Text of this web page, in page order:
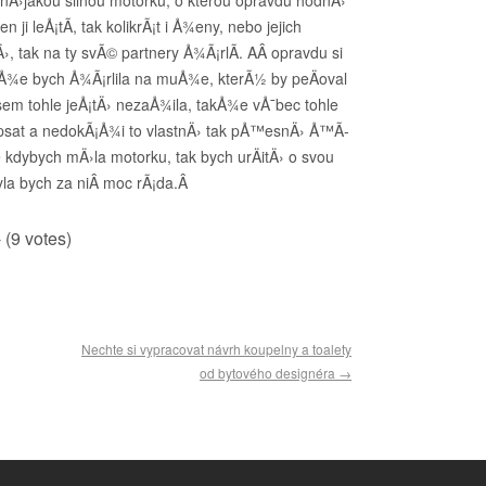
ji leÅ¡tÃ­, tak kolikrÃ¡t i Å¾eny, nebo jejich
tak na ty svÃ© partnery Å¾Ã¡rlÃ­. AÂ opravdu si
bych Å¾Ã¡rlila na muÅ¾e, kterÃ½ by peÄoval
tohle jeÅ¡tÄ› nezaÅ¾ila, takÅ¾e vÅ¯bec tohle
a nedokÃ¡Å¾i to vlastnÄ› tak pÅ™esnÄ› Å™Ã­
mÄ›la motorku, tak bych urÄitÄ› o svou
bych za niÂ moc rÃ¡da.Â
(9 votes)
Nechte si vypracovat návrh koupelny a toalety
od bytového designéra →